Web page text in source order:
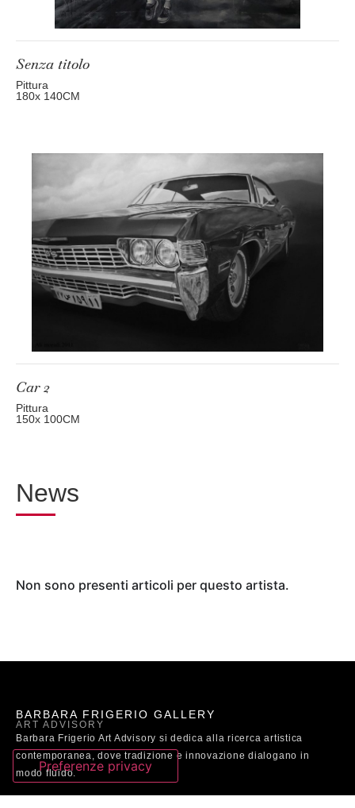
Senza titolo
Pittura
180x 140CM
Car 2
Pittura
150x 100CM
News
Non sono presenti articoli per questo artista.
BARBARA FRIGERIO GALLERY
ART ADVISORY
Barbara Frigerio Art Advisory si dedica alla ricerca artistica
contemporanea, dove tradizione e innovazione dialogano in
modo fluido.